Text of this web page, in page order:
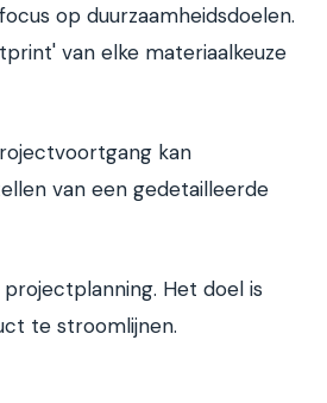
op duurzaamheidsdoelen.
van elke materiaalkeuze
kan
van een gedetailleerde
Het doel is
te stroomlijnen.